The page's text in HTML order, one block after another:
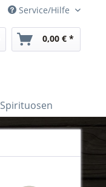
Service/Hilfe
0,00 € *
Spirituosen